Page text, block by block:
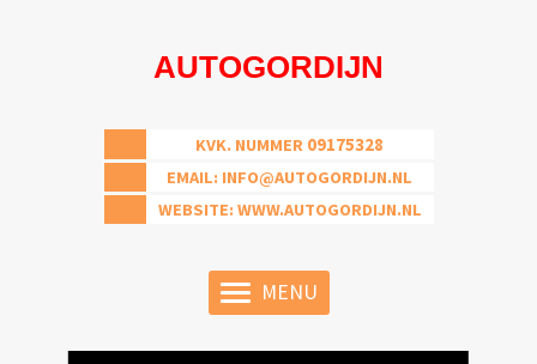
AUTOGORDIJN
KVK. NUMMER 09175328
EMAIL: INFO@AUTOGORDIJN.NL
WEBSITE: WWW.AUTOGORDIJN.NL
MENU